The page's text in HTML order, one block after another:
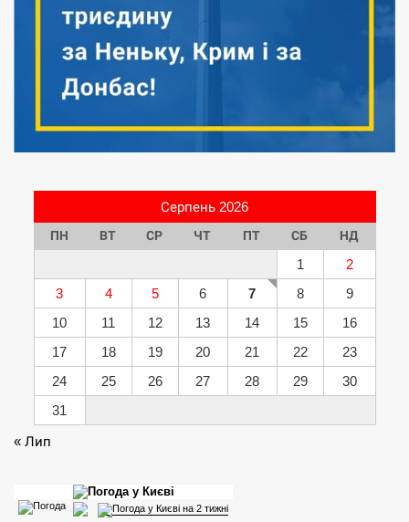
Серпень 2026
ПН ВТ СР ЧТ ПТ СБ НД
1
2
3
4 5 6 7 8
9
10
11 12 13 14 15
16
17
18 19 20 21 22
23
24
25 26 27 28 29
30
31
« Лип